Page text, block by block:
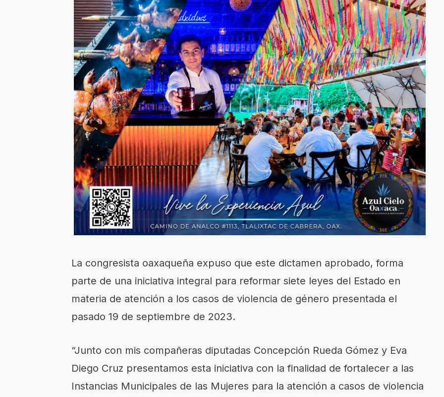
La congresista oaxaqueña expuso que este dictamen aprobado, forma
parte de una iniciativa integral para reformar siete leyes del Estado en
materia de atención a los casos de violencia de género presentada el
pasado 19 de septiembre de 2023.
“Junto con mis compañeras diputadas Concepción Rueda Gómez y Eva
Diego Cruz presentamos esta iniciativa con la finalidad de fortalecer a las
Instancias Municipales de las Mujeres para la atención a casos de violencia